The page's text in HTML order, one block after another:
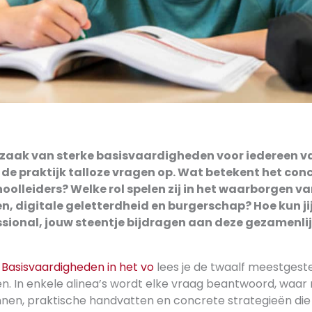
van sterke basisvaardigheden voor iedereen
praktijk talloze vragen op. Wat betekent het
Welke rol spelen zij in het waarborgen
digitale geletterdheid en burgerschap? Hoe kun
jouw steentje bijdragen aan deze
Basisvaardigheden in het vo lees je de twaalf
In enkele alinea’s wordt elke vraag beantwoord,
praktische handvatten en concrete strategieën